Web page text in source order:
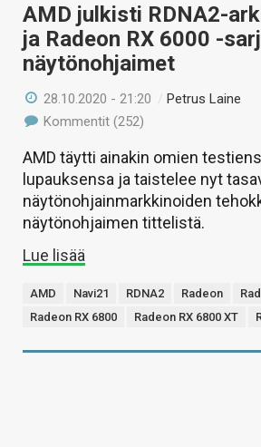
AMD julkisti RDNA2-
ja Radeon RX 6000 -
näytönohjaimet
28.10.2020 - 21:20 /Petrus Laine
Kommentit (252)
AMD täytti ainakin omien
lupauksensa ja taistelee nyt
näytönohjainmarkkinoiden
näytönohjaimen tittelistä.
Lue lisää
AMD Navi21 RDNA2 Radeon
Radeon RX 6800
Radeon RX 6800 XT